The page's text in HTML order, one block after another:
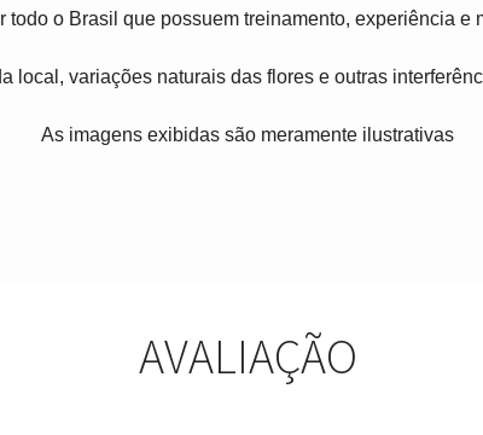
todo o Brasil que possuem treinamento, experiência
local, variações naturais das flores e outras
As imagens exibidas são meramente ilustrativas
AVALIAÇÃO